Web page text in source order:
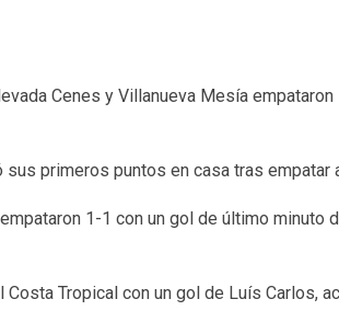
Cenes y Villanueva Mesía
primeros puntos en casa tras empatar
1-1 con un gol de último
Tropical con un gol de Luís Carlos,